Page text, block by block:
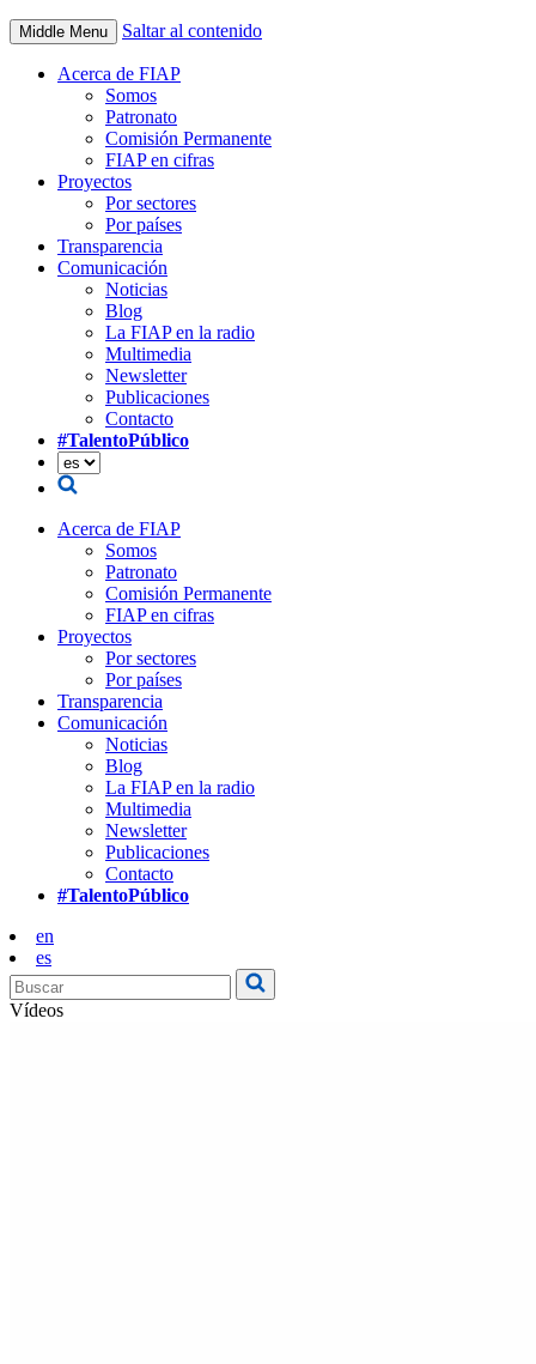
Middle Menu Saltar al contenido
Acerca de FIAP
Somos
Patronato
Comisión Permanente
FIAP en cifras
Proyectos
Por sectores
Por países
Transparencia
Comunicación
Noticias
Blog
La FIAP en la radio
Multimedia
Newsletter
Publicaciones
Contacto
#TalentoPúblico
Acerca de FIAP
Somos
Patronato
Comisión Permanente
FIAP en cifras
Proyectos
Por sectores
Por países
Transparencia
Comunicación
Noticias
Blog
La FIAP en la radio
Multimedia
Newsletter
Publicaciones
Contacto
#TalentoPúblico
en
es
Vídeos